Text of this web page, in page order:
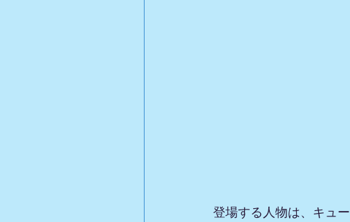
登場する人物は、キュ